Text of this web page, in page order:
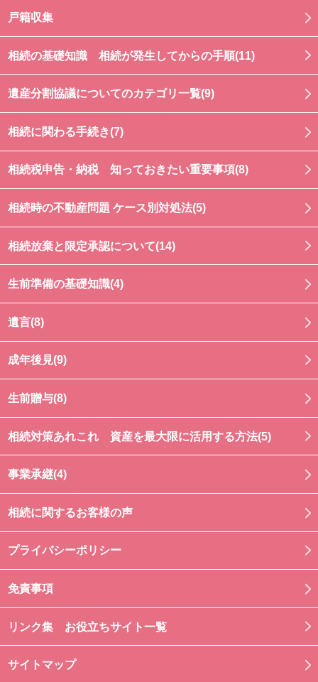
戸籍収集
相続の基礎知識 相続が発生してからの手順(11)
遺産分割協議についてのカテゴリ一覧(9)
相続に関わる手続き(7)
相続税申告・納税 知っておきたい重要事項(8)
相続時の不動産問題 ケース別対処法(5)
相続放棄と限定承認について(14)
生前準備の基礎知識(4)
遺言(8)
成年後見(9)
生前贈与(8)
相続対策あれこれ 資産を最大限に活用する方法(5)
事業承継(4)
相続に関するお客様の声
プライバシーポリシー
免責事項
リンク集 お役立ちサイト一覧
サイトマップ